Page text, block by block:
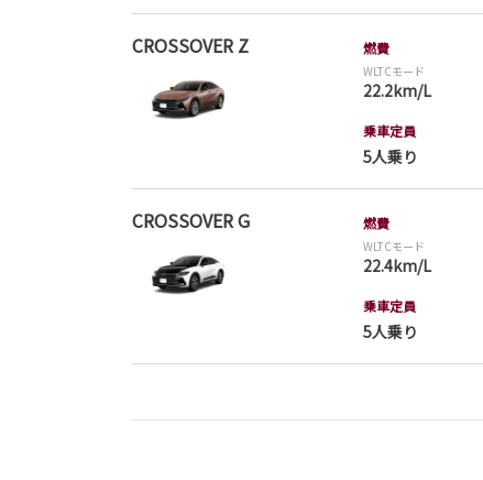
CROSSOVER Z 燃費
WLTCモード
22.2km/L
乗車定員
5人乗り
CROSSOVER G 燃費
WLTCモード
22.4km/L
乗車定員
5人乗り